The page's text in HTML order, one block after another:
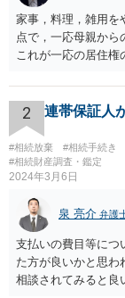
家事，料理，雑用を
点で，一応母親から
これが一応の居住
2 連帯保証人
#相続放棄 #相続手続き
#相続財産調査・鑑定
2024年3月6日
泉 亮介 弁護
支払いの費目等につ
た方が良いかと思わ
相談されてみると良